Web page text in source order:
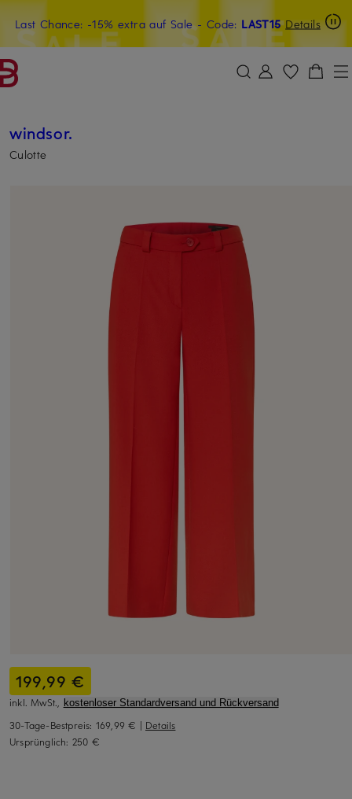
ZUM HAUPTINHALT ÜBERSPRINGEN ZUM SUCHFELD ÜBERSPRINGEN
Last Chance: -15% extra auf Sale- Code: LAST15 Details
15€-Willkommensgutschein mit Beyond sichern
windsor.
Culotte
199,99 €
inkl. MwSt., kostenloser Standardversand und Rückversand
30-Tage-Bestpreis: 169,99 € | Details
Ursprünglich: 250 €